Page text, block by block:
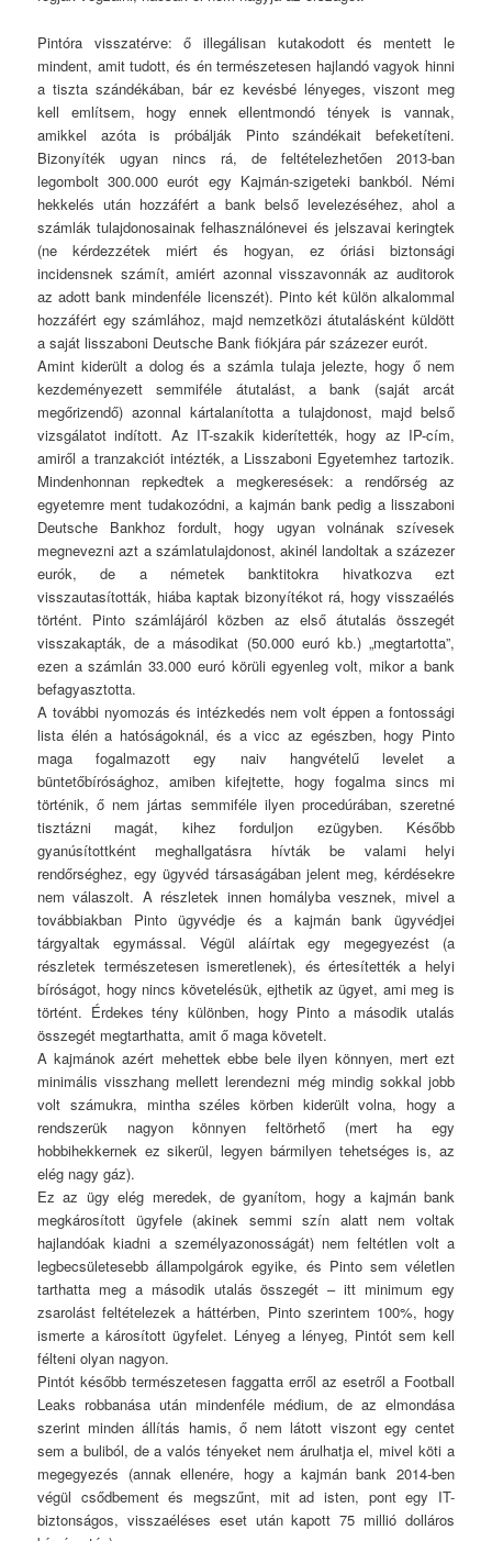
Pintóra visszatérve: ő illegálisan kutakodott és mentett le
mindent, amit tudott, és én természetesen hajlandó vagyok hinni
a tiszta szándékában, bár ez kevésbé lényeges, viszont meg
kell említsem, hogy ennek ellentmondó tények is vannak,
amikkel azóta is próbálják Pinto szándékait befeketíteni.
Bizonyíték ugyan nincs rá, de feltételezhetően 2013-ban
legombolt 300.000 eurót egy Kajmán-szigeteki bankból. Némi
hekkelés után hozzáfért a bank belső levelezéséhez, ahol a
számlák tulajdonosainak felhasználónevei és jelszavai keringtek
(ne kérdezzétek miért és hogyan, ez óriási biztonsági
incidensnek számít, amiért azonnal visszavonnák az auditorok
az adott bank mindenféle licenszét). Pinto két külön alkalommal
hozzáfért egy számlához, majd nemzetközi átutalásként küldött
a saját lisszaboni Deutsche Bank fiókjára pár százezer eurót.
Amint kiderült a dolog és a számla tulaja jelezte, hogy ő nem
kezdeményezett semmiféle átutalást, a bank (saját arcát
megőrizendő) azonnal kártalanította a tulajdonost, majd belső
vizsgálatot indított. Az IT-szakik kiderítették, hogy az IP-cím,
amiről a tranzakciót intézték, a Lisszaboni Egyetemhez tartozik.
Mindenhonnan repkedtek a megkeresések: a rendőrség az
egyetemre ment tudakozódni, a kajmán bank pedig a lisszaboni
Deutsche Bankhoz fordult, hogy ugyan volnának szívesek
megnevezni azt a számlatulajdonost, akinél landoltak a százezer
eurók, de a németek banktitokra hivatkozva ezt
visszautasították, hiába kaptak bizonyítékot rá, hogy visszaélés
történt. Pinto számlájáról közben az első átutalás összegét
visszakapták, de a másodikat (50.000 euró kb.) „megtartotta”,
ezen a számlán 33.000 euró körüli egyenleg volt, mikor a bank
befagyasztotta.
A további nyomozás és intézkedés nem volt éppen a fontossági
lista élén a hatóságoknál, és a vicc az egészben, hogy Pinto
maga fogalmazott egy naiv hangvételű levelet a
büntetőbírósághoz, amiben kifejtette, hogy fogalma sincs mi
történik, ő nem jártas semmiféle ilyen procedúrában, szeretné
tisztázni magát, kihez forduljon ezügyben. Később
gyanúsítottként meghallgatásra hívták be valami helyi
rendőrséghez, egy ügyvéd társaságában jelent meg, kérdésekre
nem válaszolt. A részletek innen homályba vesznek, mivel a
továbbiakban Pinto ügyvédje és a kajmán bank ügyvédjei
tárgyaltak egymással. Végül aláírtak egy megegyezést (a
részletek természetesen ismeretlenek), és értesítették a helyi
bíróságot, hogy nincs követelésük, ejthetik az ügyet, ami meg is
történt. Érdekes tény különben, hogy Pinto a második utalás
összegét megtarthatta, amit ő maga követelt.
A kajmánok azért mehettek ebbe bele ilyen könnyen, mert ezt
minimális visszhang mellett lerendezni még mindig sokkal jobb
volt számukra, mintha széles körben kiderült volna, hogy a
rendszerük nagyon könnyen feltörhető (mert ha egy
hobbihekkernek ez sikerül, legyen bármilyen tehetséges is, az
elég nagy gáz).
Ez az ügy elég meredek, de gyanítom, hogy a kajmán bank
megkárosított ügyfele (akinek semmi szín alatt nem voltak
hajlandóak kiadni a személyazonosságát) nem feltétlen volt a
legbecsületesebb állampolgárok egyike, és Pinto sem véletlen
tarthatta meg a második utalás összegét – itt minimum egy
zsarolást feltételezek a háttérben, Pinto szerintem 100%, hogy
ismerte a károsított ügyfelet. Lényeg a lényeg, Pintót sem kell
félteni olyan nagyon.
Pintót később természetesen faggatta erről az esetről a Football
Leaks robbanása után mindenféle médium, de az elmondása
szerint minden állítás hamis, ő nem látott viszont egy centet
sem a buliból, de a valós tényeket nem árulhatja el, mivel köti a
megegyezés (annak ellenére, hogy a kajmán bank 2014-ben
végül csődbement és megszűnt, mit ad isten, pont egy IT-
biztonságos, visszaéléses eset után kapott 75 millió dolláros